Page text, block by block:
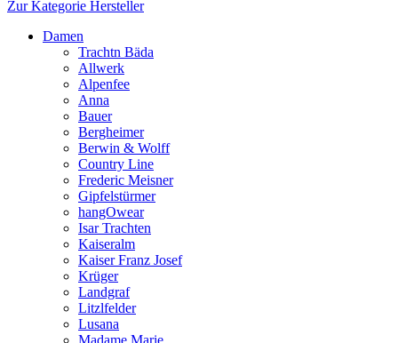
Zur Kategorie Hersteller
Damen
Trachtn Bäda
Allwerk
Alpenfee
Anna
Bauer
Bergheimer
Berwin & Wolff
Country Line
Frederic Meisner
Gipfelstürmer
hangOwear
Isar Trachten
Kaiseralm
Kaiser Franz Josef
Krüger
Landgraf
Litzlfelder
Lusana
Madame Marie